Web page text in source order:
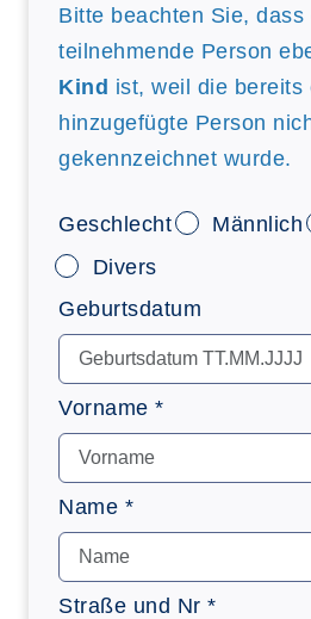
Bitte beachten Sie, dass
teilnehmende Person
Kind ist, weil die bereits
hinzugefügte Person
gekennzeichnet wurde.
Geschlecht Männlich
Divers
Geburtsdatum
Vorname *
Name *
Straße und Nr *